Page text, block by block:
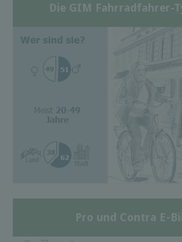
Die GIM Fahrradfahrer-
Pro und Contra E-